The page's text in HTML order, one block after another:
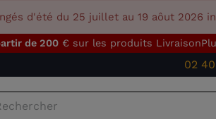
d'été du 25 juillet au 19 aôut 2026
de 200 € sur les produits
02